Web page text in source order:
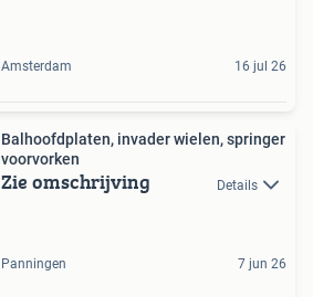
Amsterdam 16 jul 26
Balhoofdplaten, invader wielen, springer
voorvorken
Zie omschrijving Details
Panningen 7 jun 26